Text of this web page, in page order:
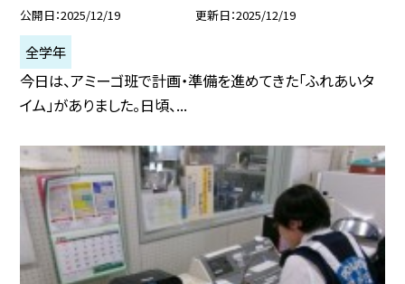
公開日 2025/12/19 更新日 2025/12/19
全学年
今日は、アミーゴ班で計画・準備を進めてきた「ふれあいタ
イム」がありました。日頃、...